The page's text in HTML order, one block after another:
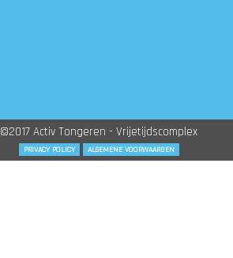
©2017 Activ Tongeren - Vrijetijdscomplex
PRIVACY POLICY ALGEMENE VOORWAARDEN